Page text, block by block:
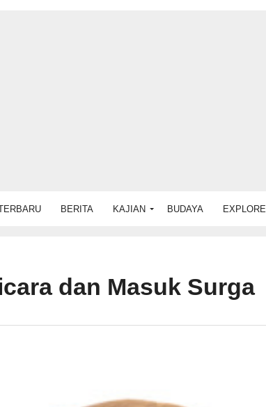
BERITA KAJIAN BUDAYA EXPLORE
dan Masuk Surga